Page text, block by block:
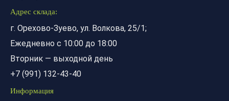
Адрес склада:
г. Орехово-Зуево, ул. Волкова, 25/1;
Ежедневно с 10:00 до 18:00
Вторник — выходной день
+7 (991) 132-43-40
Информация